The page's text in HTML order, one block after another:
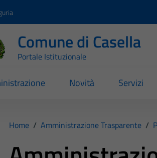
Comune di Casella
Portale Istituzionale
Novità Servizi
Home / Amministrazione Trasparente /